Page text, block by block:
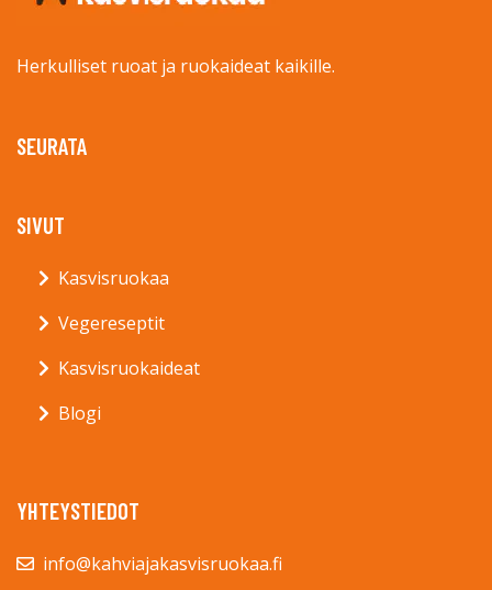
Herkulliset ruoat ja ruokaideat kaikille.
SEURATA
SIVUT
Kasvisruokaa
Vegereseptit
Kasvisruokaideat
Blogi
YHTEYSTIEDOT
info@kahviajakasvisruokaa.fi